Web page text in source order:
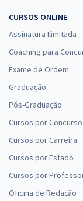
CURSOS ONLINE
Assinatura Ilimitada
Coaching para
Exame de Ordem
Graduação
Pós-Graduação
Cursos por Concurso
Cursos por Carreira
Cursos por Estado
Cursos por
Oficina de Redação